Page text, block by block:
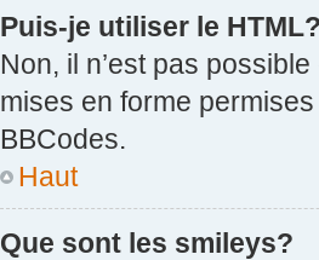
Puis-je utiliser le
Non, il n’est pas
mises en forme
BBCodes.
Haut
Que sont les smileys?